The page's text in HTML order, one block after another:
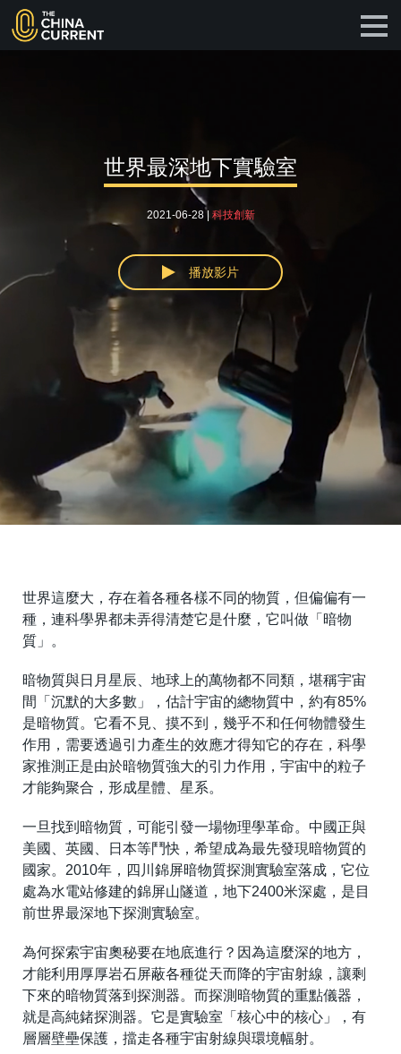
世界最深地下實驗室
2021-06-28 | 科技創新
播放影片
世界這麼大，存在着各種各樣不同的物質，但偏偏有一
種，連科學界都未弄得清楚它是什麼，它叫做「暗物
質」。
暗物質與日月星辰、地球上的萬物都不同類，堪稱宇宙
間「沉默的大多數」，估計宇宙的總物質中，約有85%
是暗物質。它看不見、摸不到，幾乎不和任何物體發生
作用，需要透過引力產生的效應才得知它的存在，科學
家推測正是由於暗物質強大的引力作用，宇宙中的粒子
才能夠聚合，形成星體、星系。
一旦找到暗物質，可能引發一場物理學革命。中國正與
美國、英國、日本等鬥快，希望成為最先發現暗物質的
國家。2010年，四川錦屏暗物質探測實驗室落成，它位
處為水電站修建的錦屏山隧道，地下2400米深處，是目
前世界最深地下探測實驗室。
為何探索宇宙奧秘要在地底進行？因為這麼深的地方，
才能利用厚厚岩石屏蔽各種從天而降的宇宙射線，讓剩
下來的暗物質落到探測器。而探測暗物質的重點儀器，
就是高純鍺探測器。它是實驗室「核心中的核心」，有
層層壁壘保護，擋走各種宇宙射線與環境幅射。